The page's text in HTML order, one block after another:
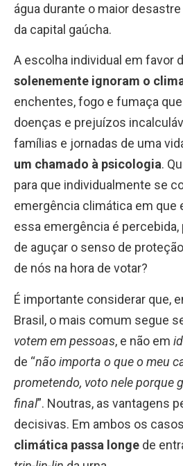
água durante o maior
da capital gaúcha.
A escolha individual em favor
solenemente ignoram o
enchentes, fogo e fumaça
doenças e prejuízos
famílias e jornadas de uma
um chamado à psicologia.
para que individualmente se
emergência climática em que
essa emergência é percebida,
de aguçar o senso de
de nós na hora de votar?
É importante considerar que,
Brasil, o mais comum segue
votem em pessoas, e não em
de “não importa o que o meu
prometendo, voto nele porque
final”. Noutras, as vantagens
decisivas. Em ambos os
climática passa longe de